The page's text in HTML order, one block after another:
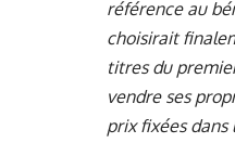
référence au
choisirait
titres du
vendre ses
prix fixées dans